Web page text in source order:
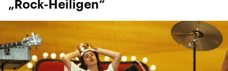
„Rock-Heiligen“